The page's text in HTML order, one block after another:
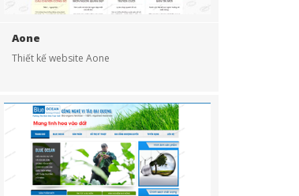
Aone
Thiết kế website Aone